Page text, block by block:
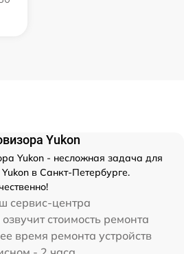
Yukon
Yukon - несложная задача для
в Санкт-Петербурге.
сервис-центра
стоимость ремонта
время ремонта устройств